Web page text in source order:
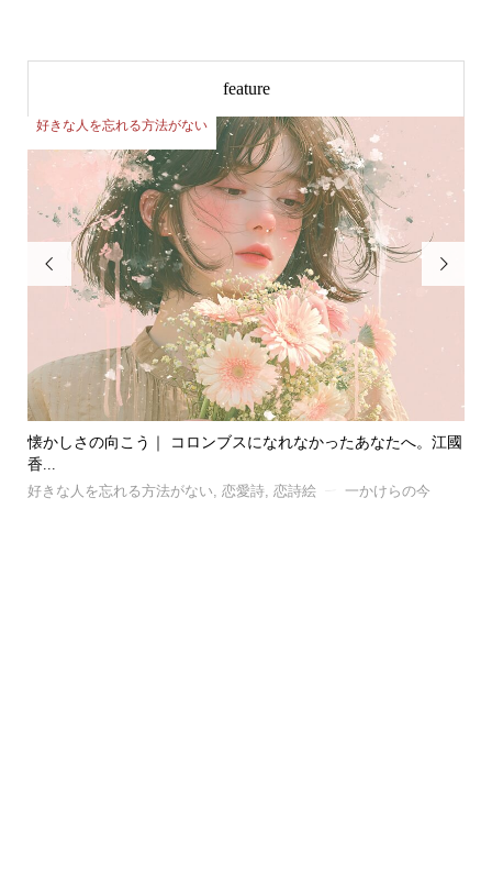
feature

風｜ 忘れたい記憶と、忘れられない記憶の話。C.S.ルイスが...
好きな人を忘れる方法がない
好きな人を忘れる方法がない
